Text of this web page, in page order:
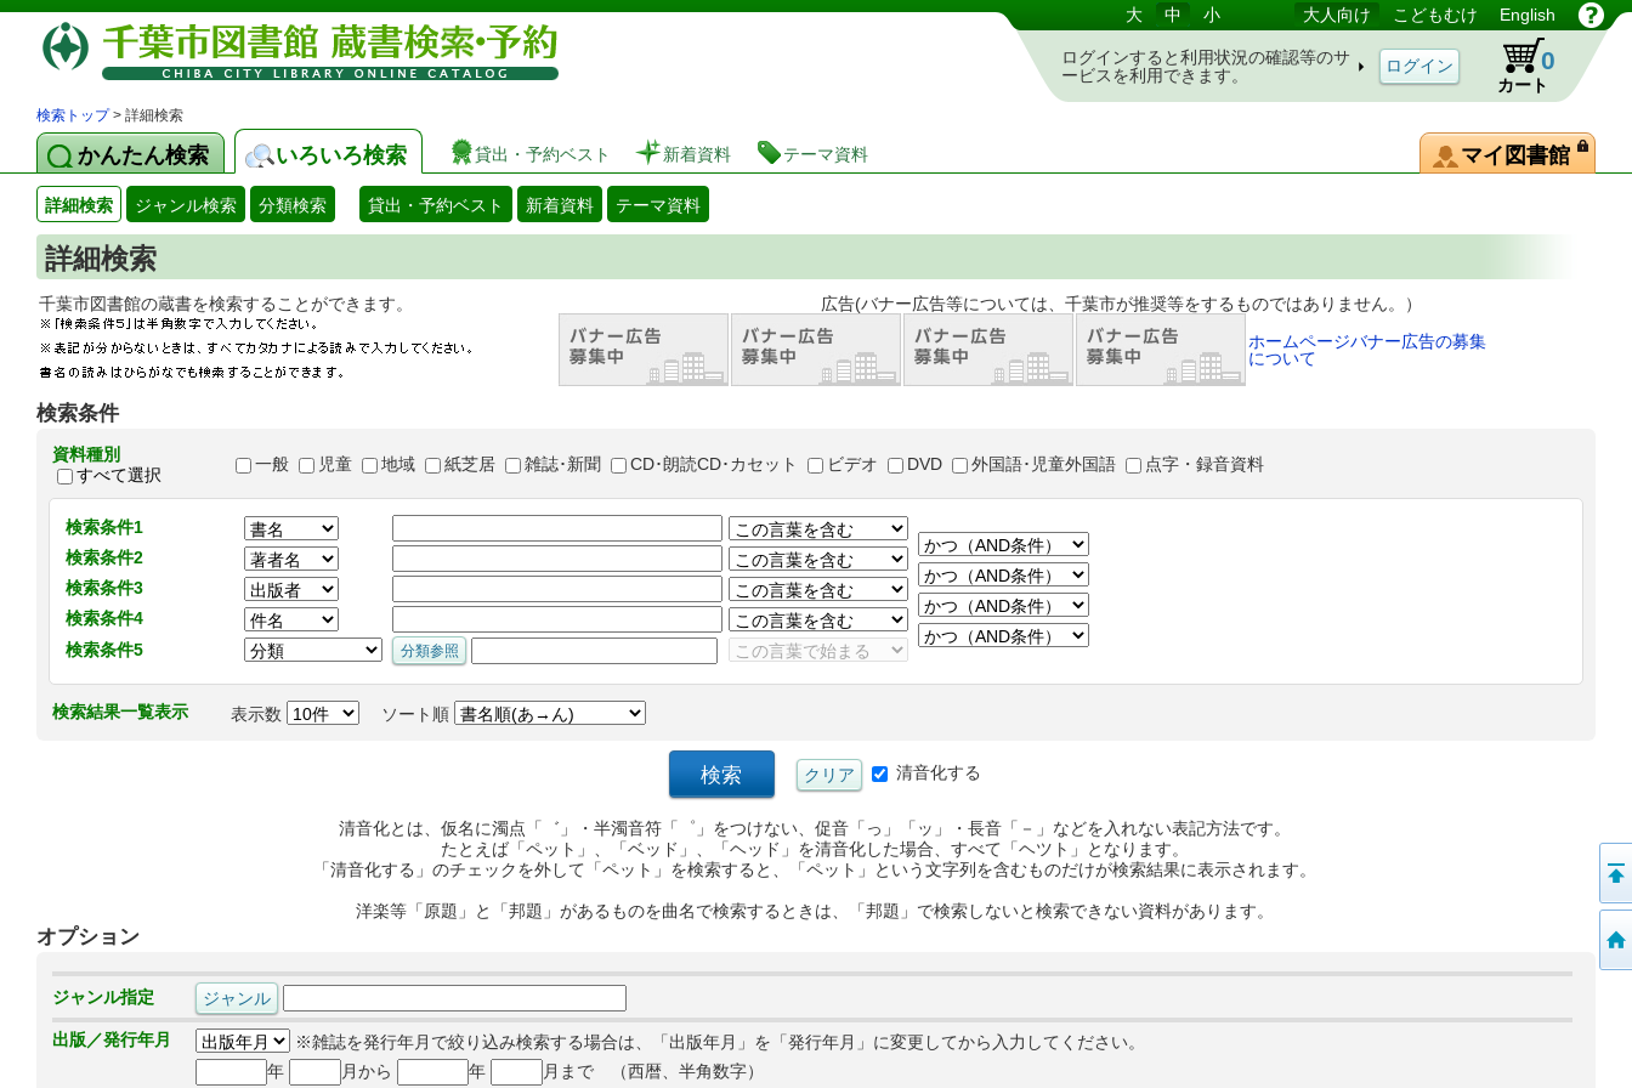
図書館 蔵書検索・予約システム 大 中 小 大人向け こどもむけ English
ログインすると利用状況の確認等のサ
ービスを利用できます。
カート
0
検索トップ> 詳細検索
かんたん検索 いろいろ検索 貸出・予約ベスト 新着資料 テーマ資料 マイ図書館
詳細検索 ジャンル検索 分類検索 貸出・予約ベスト 新着資料 テーマ資料
詳細検索
千葉市図書館の蔵書を検索することができます。 広告(バナー広告等については、千葉市が推奨等をするものではありません。）
ホームページバナー広告の募集
について
検索条件
資料種別
すべて選択
一般 児童 地域 紙芝居 雑誌･新聞 CD･朗読CD･カセット ビデオ DVD 外国語･児童外国語 点字・録音資料
検索条件1
検索条件2
検索条件3
検索条件4
検索条件5
検索結果一覧表示 表示数 ソート順
清音化する
清音化とは、仮名に濁点「゛」・半濁音符「゜」をつけない、促音「っ」「ッ」・長音「－」などを入れない表記方法です。
たとえば「ペット」、「ベッド」、「ヘッド」を清音化した場合、すべて「ヘツト」となります。
「清音化する」のチェックを外して「ペット」を検索すると、「ペット」という文字列を含むものだけが検索結果に表示されます。
洋楽等「原題」と「邦題」があるものを曲名で検索するときは、「邦題」で検索しないと検索できない資料があります。
オプション
ジャンル指定
出版／発行年月
※雑誌を発行年月で絞り込み検索する場合は、「出版年月」を「発行年月」に変更してから入力してください。
年
月から 年 月まで （西暦、半角数字）